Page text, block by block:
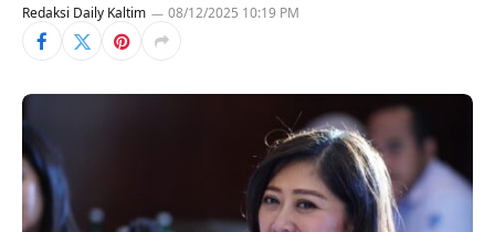
Redaksi Daily Kaltim 08/12/2025 10:19 PM